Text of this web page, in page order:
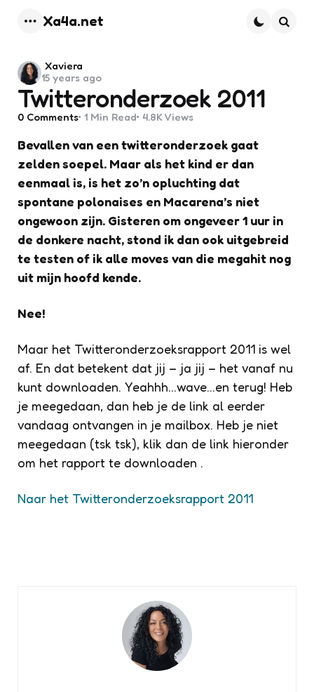
Xa4a.net
Twitteronderzoek 2011
Posted
by
Xaviera
15 years ago
0 Comments 1 Min Read 4.8K Views
Bevallen van een twitteronderzoek gaat
zelden soepel. Maar als het kind er dan
eenmaal is, is het zo’n opluchting dat
spontane polonaises en Macarena’s niet
ongewoon zijn. Gisteren om ongeveer 1 uur in
de donkere nacht, stond ik dan ook uitgebreid
te testen of ik alle moves van die megahit nog
uit mijn hoofd kende.
Nee!
Maar het Twitteronderzoeksrapport 2011 is wel
af. En dat betekent dat jij – ja jij – het vanaf nu
kunt downloaden. Yeahhh…wave…en terug! Heb
je meegedaan, dan heb je de link al eerder
vandaag ontvangen in je mailbox. Heb je niet
meegedaan (tsk tsk), klik dan de link hieronder
om het rapport te downloaden .
Naar het Twitteronderzoeksrapport 2011